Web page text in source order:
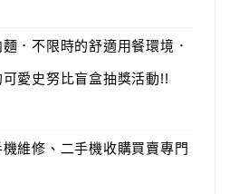
．不限時的舒適用餐環境．
愛史努比盲盒抽獎活動!!
維修、二手機收購買賣專門